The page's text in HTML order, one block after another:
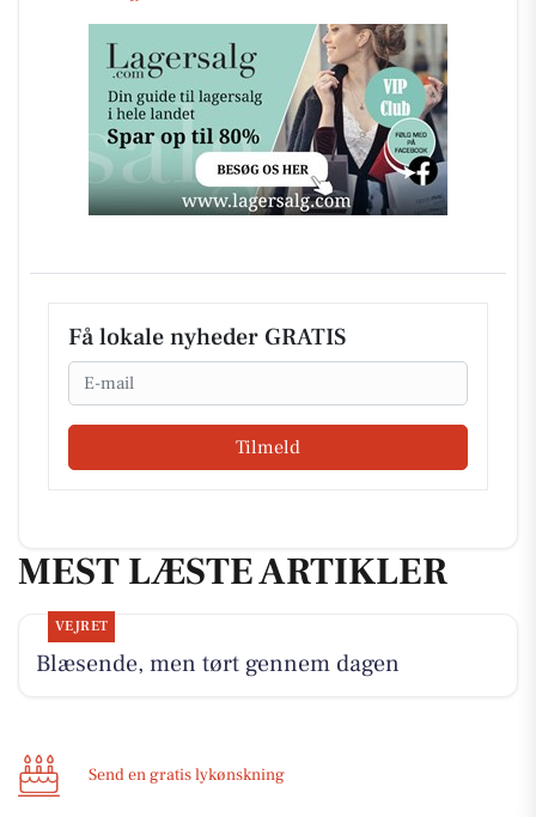
Få lokale nyheder GRATIS
Email
Tilmeld
MEST LÆSTE ARTIKLER
VEJRET
Blæsende, men tørt gennem dagen
Send en gratis lykønskning